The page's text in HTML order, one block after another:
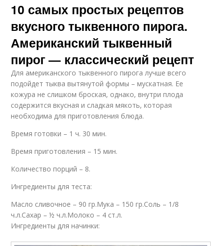
10 самых простых рецептов
вкусного тыквенного пирога.
Американский тыквенный
пирог — классический рецепт
Для американского тыквенного пирога лучше всего
подойдет тыква вытянутой формы – мускатная. Ее
кожура не слишком броская, однако, внутри плода
содержится вкусная и сладкая мякоть, которая
необходима для приготовления блюда.
Время готовки – 1 ч. 30 мин.
Время приготовления – 15 мин.
Количество порций – 8.
Ингредиенты для теста:
Масло сливочное – 90 гр.Мука – 150 гр.Соль – 1/8
ч.л.Сахар – ½ ч.л.Молоко – 4 ст.л.
Ингредиенты для начинки: